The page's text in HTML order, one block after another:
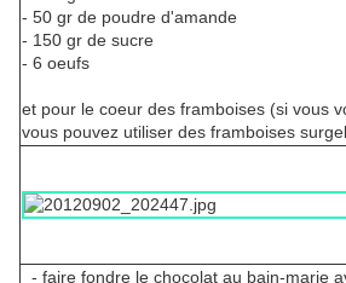
- 50 gr de poudre d'amande
- 150 gr de sucre
- 6 oeufs
et pour le coeur des framboises (si vous
vous pouvez utiliser des framboises
- faire fondre le chocolat au bain-marie